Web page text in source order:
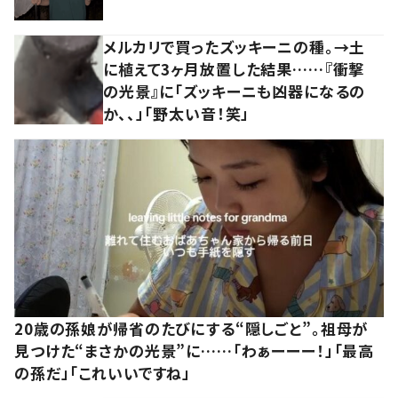
メルカリで買ったズッキーニの種。→土
に植えて3ヶ月放置した結果……『衝撃
の光景』に「ズッキーニも凶器になるの
か、、」「野太い音！笑」
20歳の孫娘が帰省のたびにする“隠しごと”。祖母が
見つけた“まさかの光景”に……「わぁーーー！」「最高
の孫だ」「これいいですね」